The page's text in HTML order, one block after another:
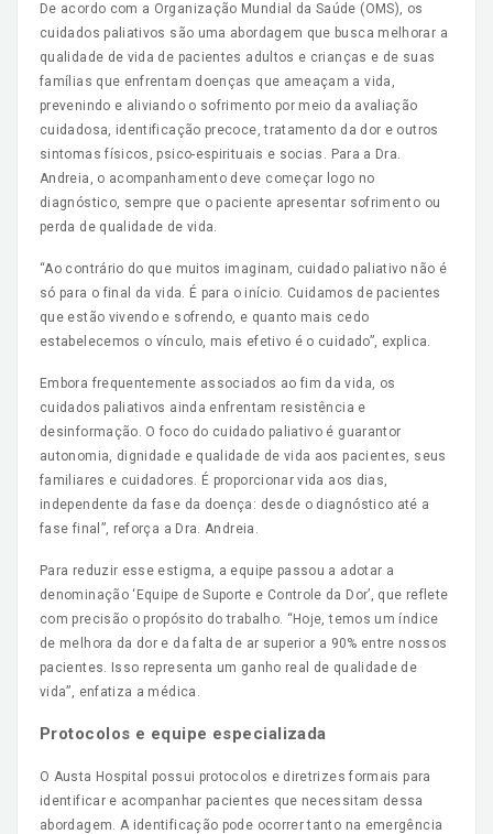
De acordo com a Organização Mundial da Saúde (OMS), os
cuidados paliativos são uma abordagem que busca melhorar a
qualidade de vida de pacientes adultos e crianças e de suas
famílias que enfrentam doenças que ameaçam a vida,
prevenindo e aliviando o sofrimento por meio da avaliação
cuidadosa, identificação precoce, tratamento da dor e outros
sintomas físicos, psico-espirituais e socias. Para a Dra.
Andreia, o acompanhamento deve começar logo no
diagnóstico, sempre que o paciente apresentar sofrimento ou
perda de qualidade de vida.
“Ao contrário do que muitos imaginam, cuidado paliativo não é
só para o final da vida. É para o início. Cuidamos de pacientes
que estão vivendo e sofrendo, e quanto mais cedo
estabelecemos o vínculo, mais efetivo é o cuidado”, explica.
Embora frequentemente associados ao fim da vida, os
cuidados paliativos ainda enfrentam resistência e
desinformação. O foco do cuidado paliativo é guarantor
autonomia, dignidade e qualidade de vida aos pacientes, seus
familiares e cuidadores. É proporcionar vida aos dias,
independente da fase da doença: desde o diagnóstico até a
fase final”, reforça a Dra. Andreia.
Para reduzir esse estigma, a equipe passou a adotar a
denominação ‘Equipe de Suporte e Controle da Dor’, que reflete
com precisão o propósito do trabalho. “Hoje, temos um índice
de melhora da dor e da falta de ar superior a 90% entre nossos
pacientes. Isso representa um ganho real de qualidade de
vida”, enfatiza a médica.
Protocolos e equipe especializada
O Austa Hospital possui protocolos e diretrizes formais para
identificar e acompanhar pacientes que necessitam dessa
abordagem. A identificação pode ocorrer tanto na emergência